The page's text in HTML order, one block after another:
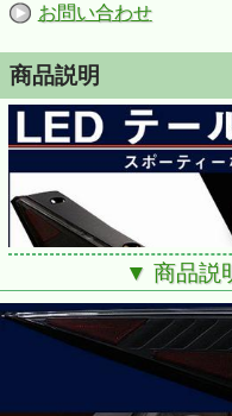
お問い合わせ
商品説明
▼ 商品説